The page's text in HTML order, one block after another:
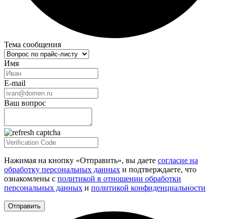
Тема сообщения
Имя
E-mail
Ваш вопрос
Нажимая на кнопку «Отправить», вы даете согласие на
обработку персональных данных и подтверждаете, что
ознакомлены с политикой в отношении обработки
персональных данных и политикой конфиденциальности